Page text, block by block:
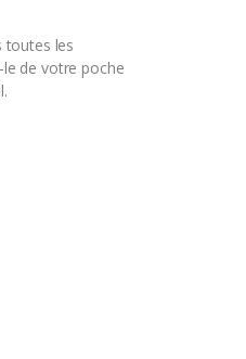
toutes les
de votre poche